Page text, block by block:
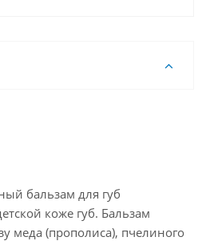
бальзам для губ
коже губ. Бальзам
меда (прополиса), пчелиного